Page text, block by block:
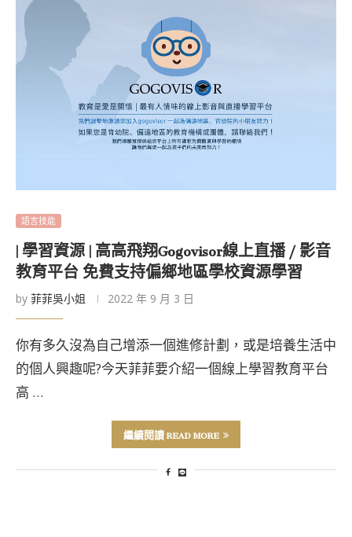
語言技能
| 學習資源 | 高高飛翔Gogovisor線上直播 / 影音
教育平台 免費支持偏鄉地區學校資源學習
by 菲菲吳小姐 2022 年 9 月 3 日
你有多久沒為自己增添一個進修計劃，或是培養生活中
的個人興趣呢?今天菲菲要介紹一個線上學習教育平台
高 …
繼續閱讀 READ MORE